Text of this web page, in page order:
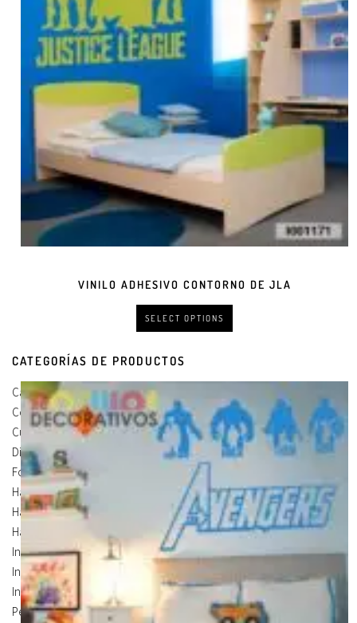
VINILO ADHESIVO CONTORNO DE JLA
SELECT OPTIONS
1 2 →
CATEGORÍAS DE PRODUCTOS
Carteles Para Puertas(3)
Cocina(13)
Cuadros en Vinilos (105)
Diseños en Vinilo
Foto Lienzo(51)
Habitación(4)
Habitación Corte
Habitación Devastado
Infantiles(75)
Infantiles Corte
Infantiles Devastado
Personalizados (1)